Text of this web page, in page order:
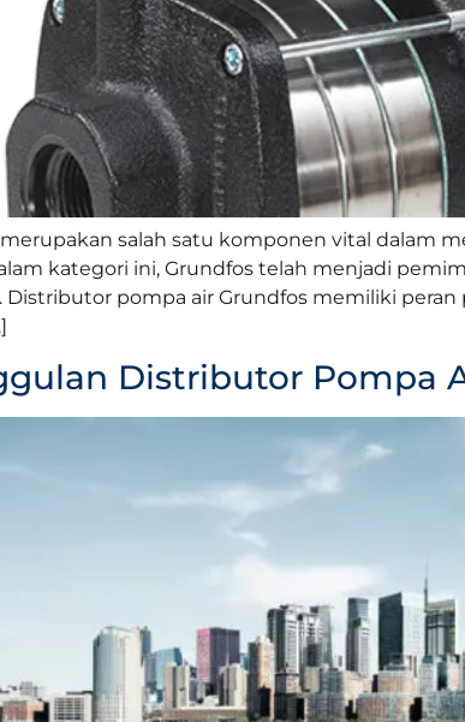
salah satu komponen vital dalam
kategori ini, Grundfos telah menjadi
Distributor pompa air Grundfos memiliki
Distributor Pompa